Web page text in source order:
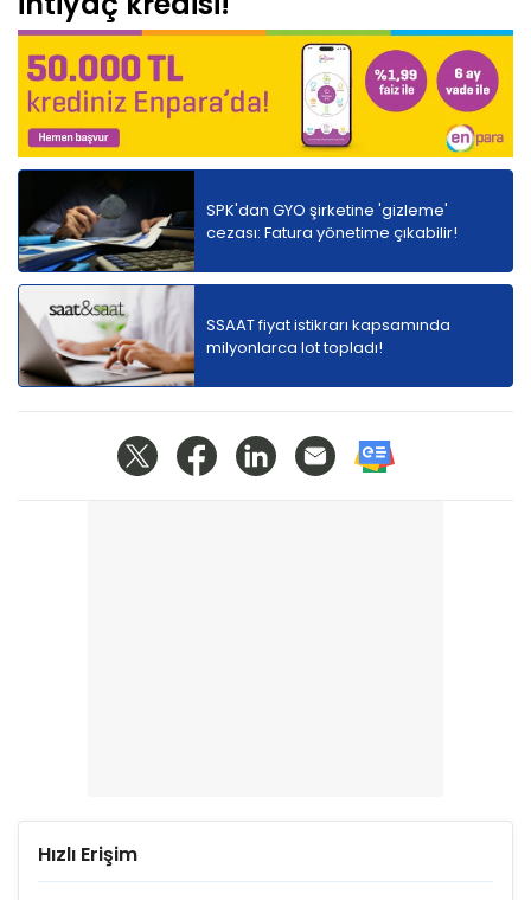
SPK'dan GYO şirketine 'gizleme'
cezası: Fatura yönetime çıkabilir!
SSAAT fiyat istikrarı kapsamında
milyonlarca lot topladı!
Hızlı Erişim